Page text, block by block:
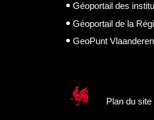
Géoportail des
Géoportail de la
GeoPunt Vlaanderen
Plan du site